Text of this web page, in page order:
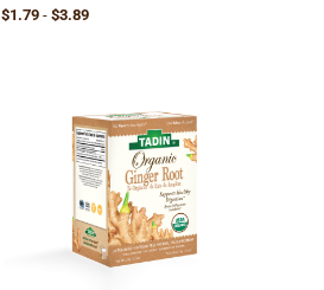
$1.79 - $3.89Rango
$3.89